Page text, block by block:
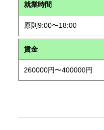
就業時間
原則9:00〜18:00
賃金
260000円〜400000円